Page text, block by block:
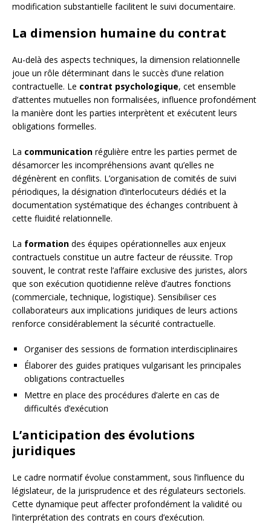
modification substantielle facilitent le suivi documentaire.
La dimension humaine du contrat
Au-delà des aspects techniques, la dimension relationnelle
joue un rôle déterminant dans le succès d’une relation
contractuelle. Le contrat psychologique, cet ensemble
d’attentes mutuelles non formalisées, influence profondément
la manière dont les parties interprètent et exécutent leurs
obligations formelles.
La communication régulière entre les parties permet de
désamorcer les incompréhensions avant qu’elles ne
dégénèrent en conflits. L’organisation de comités de suivi
périodiques, la désignation d’interlocuteurs dédiés et la
documentation systématique des échanges contribuent à
cette fluidité relationnelle.
La formation des équipes opérationnelles aux enjeux
contractuels constitue un autre facteur de réussite. Trop
souvent, le contrat reste l’affaire exclusive des juristes, alors
que son exécution quotidienne relève d’autres fonctions
(commerciale, technique, logistique). Sensibiliser ces
collaborateurs aux implications juridiques de leurs actions
renforce considérablement la sécurité contractuelle.
Organiser des sessions de formation interdisciplinaires
Élaborer des guides pratiques vulgarisant les principales
obligations contractuelles
Mettre en place des procédures d’alerte en cas de
difficultés d’exécution
L’anticipation des évolutions
juridiques
Le cadre normatif évolue constamment, sous l’influence du
législateur, de la jurisprudence et des régulateurs sectoriels.
Cette dynamique peut affecter profondément la validité ou
l’interprétation des contrats en cours d’exécution.